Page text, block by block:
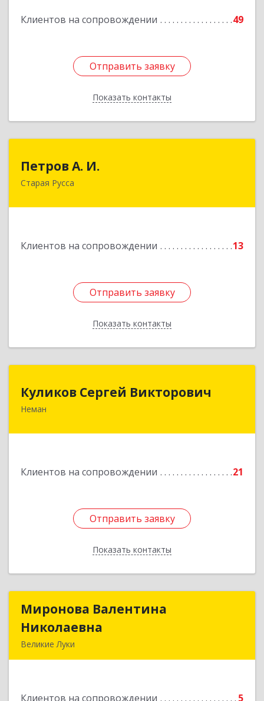
Клиентов на сопровождении 49
Отправить заявку
Показать контакты
Подробнее
Отправить заявку
Назад
Петров А. И.
Старая Русса
Клиентов на сопровождении 13
Отправить заявку
Показать контакты
Отправить заявку
Назад
Куликов Сергей Викторович
Неман
Клиентов на сопровождении 21
Отправить заявку
Показать контакты
Куликов Сергей Викторович
Отправить заявку
Назад
Миронова Валентина
Николаевна
Великие Луки
Клиентов на сопровождении 5
Миронова Валентина